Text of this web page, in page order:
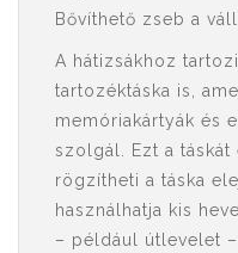
Bővíthető zseb a
A hátizsákhoz
tartozéktáska is,
memóriakártyák és
szolgál. Ezt a táskát
rögzítheti a táska
használhatja kis
– például útlevelet